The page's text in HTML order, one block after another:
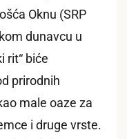
Oknu (SRP
dunavcu u
rit“ biće
prirodnih
male oaze za
i druge vrste.